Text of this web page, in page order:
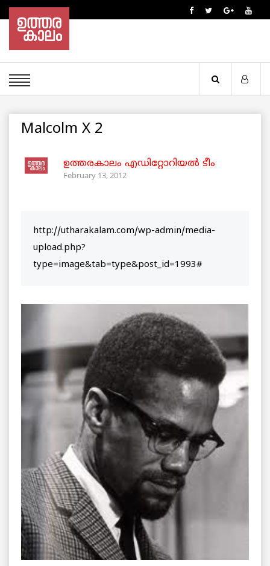
Malcolm X 2
ഉത്തരകാലം എഡിറ്റോറിയല്‍ ടീം
February 13, 2012
http://utharakalam.com/wp-admin/media-
upload.php?
type=image&tab=type&post_id=1993#